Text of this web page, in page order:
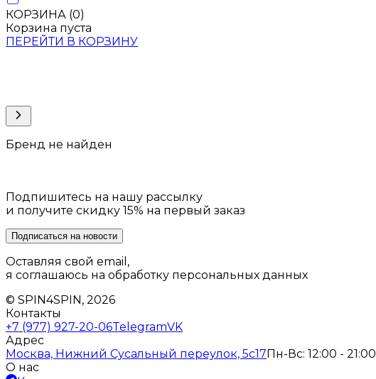
КОРЗИНА (0)
Корзина пуста
ПЕРЕЙТИ В КОРЗИНУ
Бренд не найден
Подпишитесь на нашу рассылку
и получите скидку 15% на первый заказ
Подписаться на новости
Оставляя свой email,
я соглашаюсь на обработку персональных данных
© SPIN4SPIN, 2026
Контакты
+7 (977) 927-20-06TelegramVK
Адрес
Москва, Нижний Сусальный переулок, 5с17 Пн-Вс: 12:00 - 21:00
О нас